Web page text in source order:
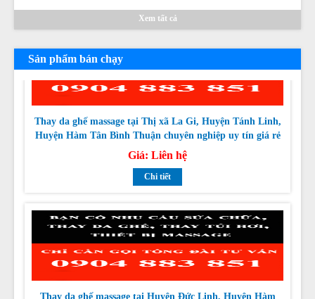
Xem tất cả
Sản phẩm bán chạy
Thay da ghế massage tại Thị xã La Gi, Huyện Tánh Linh,
Huyện Hàm Tân Bình Thuận chuyên nghiệp uy tín giá rẻ
nhất
Chi tiết
Thay da ghế massage tại Huyện Đức Linh, Huyện Hàm
Thuận Nam Bình Bình Thuận chuyên nghiệp uy tín giá rẻ
nhất